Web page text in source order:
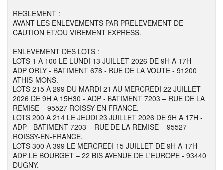
REGLEMENT :
AVANT LES ENLEVEMENTS PAR PRELEVEMENT DE
CAUTION ET/OU VIREMENT EXPRESS.
ENLEVEMENT DES LOTS :
LOTS 1 A 100 LE LUNDI 13 JUILLET 2026 DE 9H A 17H -
ADP ORLY - BATIMENT 678 - RUE DE LA VOUTE - 91200
ATHIS-MONS.
LOTS 215 A 299 DU MARDI 21 AU MERCREDI 22 JUILLET
2026 DE 9H A 15H30 - ADP - BATIMENT 7203 – RUE DE LA
REMISE – 95527 ROISSY-EN-FRANCE.
LOTS 200 A 214 LE JEUDI 23 JUILLET 2026 DE 9H A 17H -
ADP - BATIMENT 7203 – RUE DE LA REMISE – 95527
ROISSY-EN-FRANCE.
LOTS 300 A 399 LE MERCREDI 15 JUILLET DE 9H A 17H -
ADP LE BOURGET – 22 BIS AVENUE DE L'EUROPE - 93440
DUGNY.